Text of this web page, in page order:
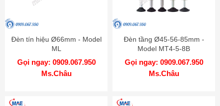
Đèn tín hiệu Ø66mm - Model
ML
Gọi ngay: 0909.067.950
Ms.Châu
Đèn tầng Ø45-56-85mm -
Model MT4-5-8B
Gọi ngay: 0909.067.950
Ms.Châu